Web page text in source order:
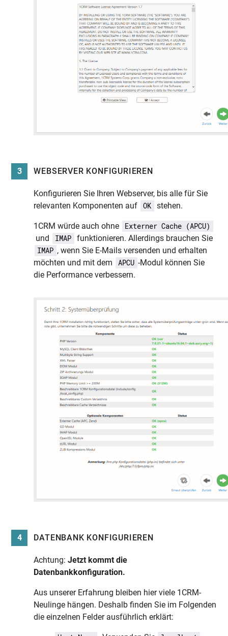
3 WEBSERVER KONFIGURIEREN
Konfigurieren Sie Ihren Webserver, bis alle für Sie
relevanten Komponenten auf
OK stehen.
1CRM würde auch ohne Externer Cache (APCU)
und IMAP funktionieren. Allerdings brauchen Sie
IMAP , wenn Sie E-Mails versenden und erhalten
möchten und mit dem
APCU -Modul können Sie
die Performance verbessern.
4 DATENBANK KONFIGURIEREN
Achtung:Jetzt kommt die
Datenbankkonfiguration.
Aus unserer Erfahrung bleiben hier viele 1CRM-
Neulinge hängen. Deshalb finden Sie im Folgenden
die einzelnen Felder ausführlich erklärt: